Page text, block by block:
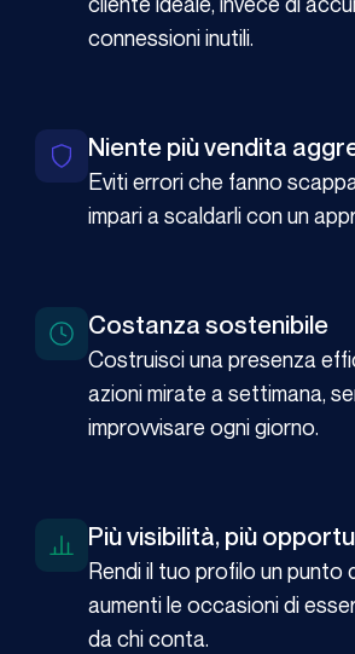
connessioni inutili.
Niente più vendita
Eviti errori che fanno
impari a scaldarli con un
Costanza sostenibile
Costruisci una presenza
azioni mirate a settimana,
improvvisare ogni giorno.
Più visibilità, più
Rendi il tuo profilo un punto
aumenti le occasioni di
da chi conta.